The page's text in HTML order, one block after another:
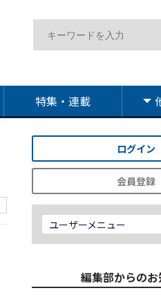
特集・連載
ログイン
会員登録
ユーザーメニュー
編集部からの